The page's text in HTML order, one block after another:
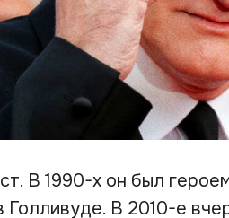
В 1990-х он был
Голливуде. В 2010-е